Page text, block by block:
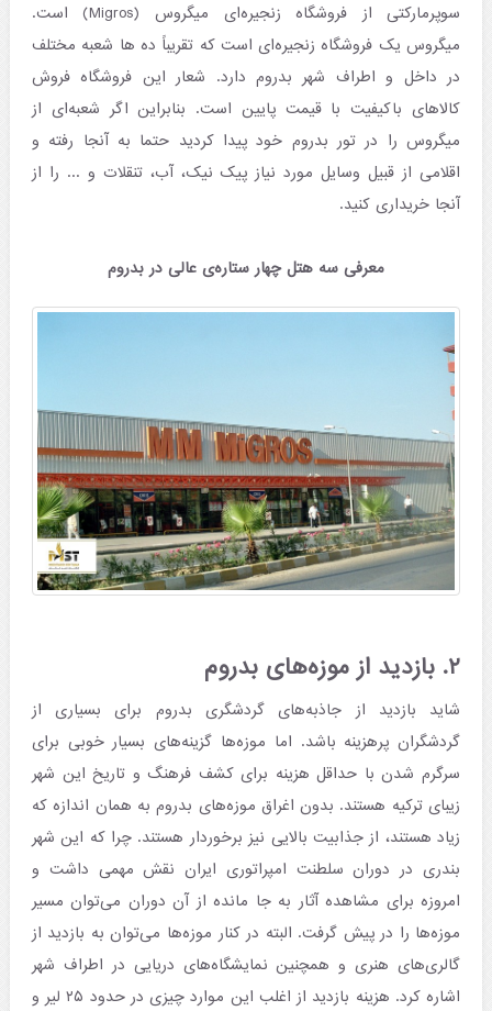
سوپرمارکتی از فروشگاه زنجیره‌ای میگروس (Migros) است.
میگروس یک فروشگاه زنجیره‌ای است که تقریباً ده ها شعبه مختلف
در داخل و اطراف شهر بدروم دارد. شعار این فروشگاه فروش
کالاهای باکیفیت با قیمت پایین است. بنابراین اگر شعبه‌ای از
میگروس را در تور بدروم خود پیدا کردید حتما به‌ آنجا رفته و
اقلامی از قبیل وسایل مورد نیاز پیک نیک، آب، تنقلات و ... را از
آنجا خریداری کنید.
معرفی سه هتل چهار ستاره‌ی عالی در بدروم
۲. بازدید از موزه‌های بدروم
شاید بازدید از جاذبه‌های گردشگری بدروم برای بسیاری از
گردشگران پرهزینه باشد. اما موزه‌ها گزینه‌های بسیار خوبی برای
سرگرم شدن با حداقل هزینه برای کشف فرهنگ و تاریخ این شهر
زیبای ترکیه هستند. بدون اغراق موزه‌های بدروم به همان اندازه که
زیاد هستند، از جذابیت بالایی نیز برخوردار هستند. چرا که این شهر
بندری در دوران سلطنت امپراتوری ایران نقش مهمی داشت و
امروزه برای مشاهده آثار به جا مانده از آن دوران می‌توان مسیر
موزه‌ها را در پیش گرفت. البته در کنار موزه‌ها می‌توان به بازدید از
گالری‌های هنری و همچنین نمایشگاه‌های دریایی در اطراف شهر
اشاره کرد. هزینه بازدید از اغلب این موارد چیزی در حدود ۲۵ لیر و